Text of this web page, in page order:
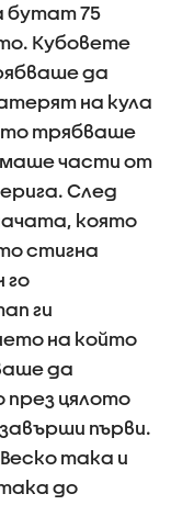
бутат 75
Кубовете
да
на кула
трябваше
части от
След
която
стигна
го
ги
на който
да
през цялото
първи.
така и
до